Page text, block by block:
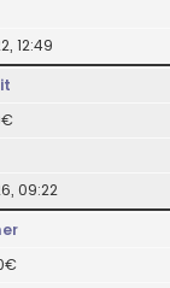
12:49
09:22